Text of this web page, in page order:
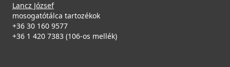
ELLECI - Zuhanyfej Show króm
MIKSHOCS
Lancz József
mosogatótálca tartozékok
+36 30 160 9577
+36 1 420 7383 (106-os mellék)